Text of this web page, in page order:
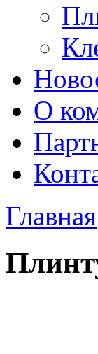
О
Главная